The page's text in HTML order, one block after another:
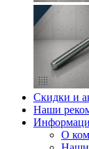
Скидки и
Наши
О